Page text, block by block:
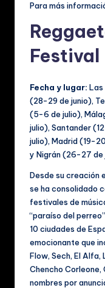
Para más
Festival
Fecha y lugar: Las
(28-29 de junio),
(5-6 de julio),
julio), Santander
julio), Madrid (19-
y Nigrán (26-27 de
Desde su creación
se ha consolidado
festivales de
“paraíso del
10 ciudades de
emocionante que
Flow, Sech, El Alfa,
Chencho Corleone,
nombres por